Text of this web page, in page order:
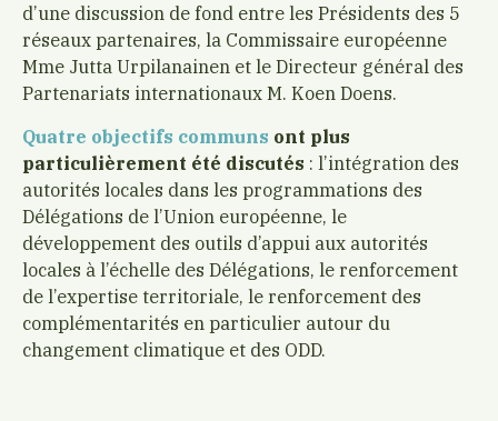
d’une discussion de fond entre les Présidents des 5
réseaux partenaires, la Commissaire européenne
Mme Jutta Urpilanainen et le Directeur général des
Partenariats internationaux M. Koen Doens.
Quatre objectifs communs ont plus
particulièrement été discutés : l’intégration des
autorités locales dans les programmations des
Délégations de l’Union européenne, le
développement des outils d’appui aux autorités
locales à l’échelle des Délégations, le renforcement
de l’expertise territoriale, le renforcement des
complémentarités en particulier autour du
changement climatique et des ODD.